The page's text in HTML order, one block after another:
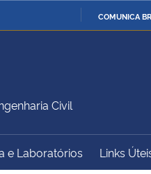
COMUNICA BR
Ministério da Defesa
Ministério do
Civil
e Laboratórios Links